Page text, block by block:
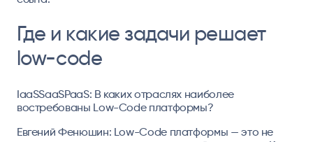
Где и какие задачи решает
low-code
IaaSSaaSPaaS: В каких отраслях наиболее
востребованы Low-Code платформы?
Евгений Фенюшин: Low-Code платформы — это не